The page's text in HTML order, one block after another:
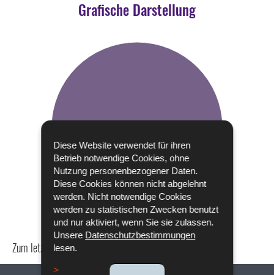
Diese Website verwendet für ihren
Betrieb notwendige Cookies, ohne
Nutzung personenbezogener Daten.
Diese Cookies können nicht abgelehnt
werden. Nicht notwendige Cookies
werden zu statistischen Zwecken benutzt
und nur aktiviert, wenn Sie sie zulassen.
Unsere Datenschutzbestimmungen
lesen.
Grafische Darstellung
Zum letzten Mal aktualisiert am